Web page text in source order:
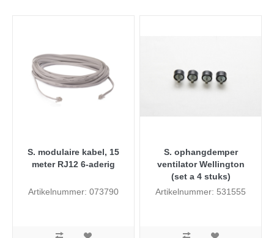
S. modulaire kabel, 15
meter RJ12 6-aderig
Artikelnummer: 073790
S. ophangdemper
ventilator Wellington
(set a 4 stuks)
Artikelnummer: 531555